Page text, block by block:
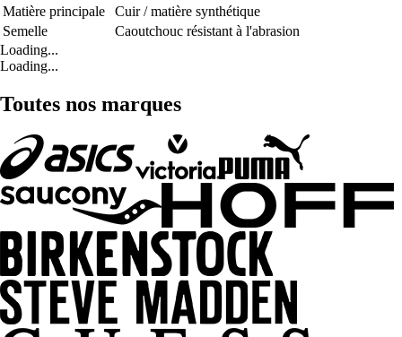
Matière principale
Cuir / matière synthétique
Semelle
Caoutchouc résistant à l'abrasion
Loading...
Loading...
Toutes nos marques